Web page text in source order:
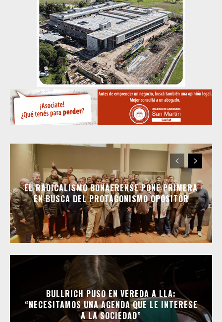
EL RADICALISMO BONAERENSE PONE PRIMERA
EN BUSCA DEL PROTAGONISMO OPOSITOR
BULLRICH PUSO EN VEREDA A LLA:
“NECESITAMOS UNA AGENDA QUE LE INTERESE
A LA SOCIEDAD”